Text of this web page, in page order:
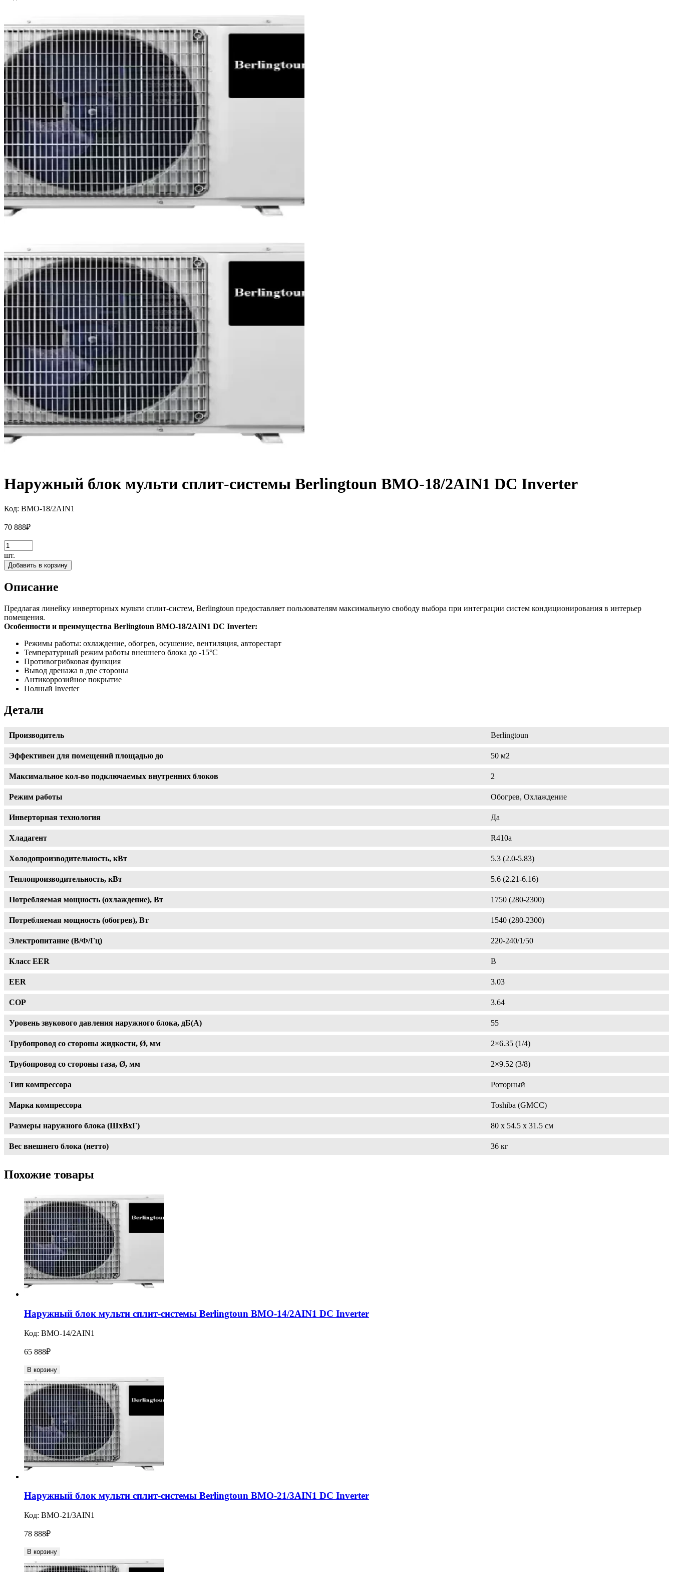
Наружный блок мульти сплит-системы Berlingtoun BMO-18/2AIN1 DC Inverter
Код: BMO-18/2AIN1
70 888₽
шт.
Добавить в корзину
Описание
Предлагая линейку инверторных мульти сплит-систем, Berlingtoun предоставляет пользователям максимальную свободу выбора при интеграции систем кондиционирования в интерьер
помещения.
Особенности и преимущества Berlingtoun BMO-18/2AIN1 DC Inverter:
Режимы работы: охлаждение, обогрев, осушение, вентиляция, авторестарт
Температурный режим работы внешнего блока до -15°C
Противогрибковая функция
Вывод дренажа в две стороны
Антикоррозийное покрытие
Полный Inverter
Детали
Производитель Berlingtoun
Эффективен для помещений площадью до 50 м2
Максимальное кол-во подключаемых внутренних блоков 2
Режим работы Обогрев, Охлаждение
Инверторная технология Да
Хладагент R410a
Холодопроизводительность, кВт 5.3 (2.0-5.83)
Теплопроизводительность, кВт 5.6 (2.21-6.16)
Потребляемая мощность (охлаждение), Вт 1750 (280-2300)
Потребляемая мощность (обогрев), Вт 1540 (280-2300)
Электропитание (В/Ф/Гц) 220-240/1/50
Класс EER B
EER 3.03
COP 3.64
Уровень звукового давления наружного блока, дБ(А) 55
Трубопровод со стороны жидкости, Ø, мм 2×6.35 (1/4)
Трубопровод со стороны газа, Ø, мм 2×9.52 (3/8)
Тип компрессора Роторный
Марка компрессора Toshiba (GMCC)
Размеры наружного блока (ШxВxГ) 80 x 54.5 x 31.5 см
Вес внешнего блока (нетто) 36 кг
Похожие товары
Наружный блок мульти сплит-системы Berlingtoun BMO-14/2AIN1 DC Inverter
Код: BMO-14/2AIN1
65 888₽
В корзину
Наружный блок мульти сплит-системы Berlingtoun BMO-21/3AIN1 DC Inverter
Код: BMO-21/3AIN1
78 888₽
В корзину